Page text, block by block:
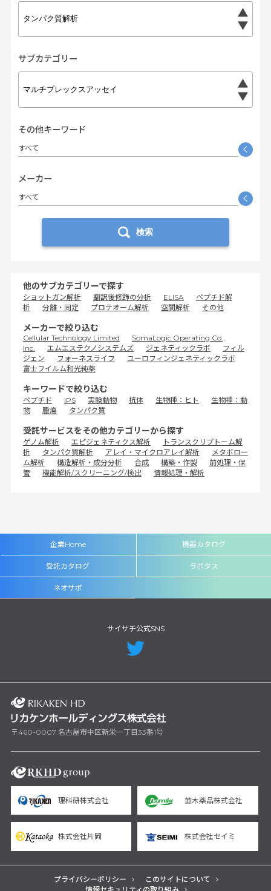
サブカテゴリー
その他キーワード
すべて く
メーカー
すべて く
検索
他のサブカテゴリーで探す
ショットガン解析 翻訳後修飾の分析 ELISA
ペプチド解
析
分離・同定 プロテオーム解析 空間解析 その他
メーカーで絞り込む
Cellular Technology Limited
SomaLogic Operating Co.,
Inc.
エムエステクノシステムズ ジェネティックラボ
フィル
ジェン
フォーネスライフ
ユーロフィンジェネティックラボ
富士フイルム和光純薬
キーワードで絞り込む
ペプチド iPS 実験動物 抗体 生物種：ヒト
生物種：動
物
腫瘍 タンパク質
受託サービスをその他カテゴリーから探す
ゲノム解析 エピジェネティクス解析
トランスクリプトーム解
析
タンパク質解析 アレイ・マイクロアレイ解析
メタボロー
ム解析
構造解析・成分分析 合成 構築・作製
前処理・保
管
機能解析/スクリーニング/検出 情報処理・解析
企業Home 機器カタログ
受託カタログ ラボタス
ネオサポ
サイサチ公式SNS
〒460-0007 名古屋市中区新栄一丁目33番1号
理科研株式会社 並木薬品株式会社
株式会社片岡 株式会社セイミ
プライバシーポリシー
このサイトについて